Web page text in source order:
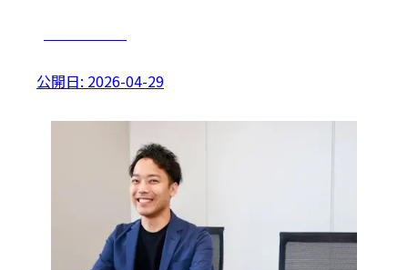
公開日: 2026-04-29